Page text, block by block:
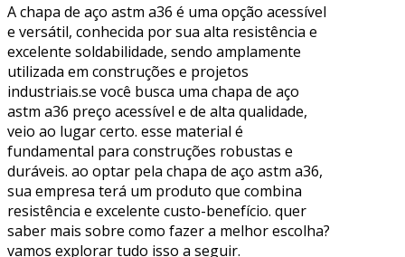
A chapa de aço astm a36 é uma opção acessível
e versátil, conhecida por sua alta resistência e
excelente soldabilidade, sendo amplamente
utilizada em construções e projetos
industriais.se você busca uma chapa de aço
astm a36 preço acessível e de alta qualidade,
veio ao lugar certo. esse material é
fundamental para construções robustas e
duráveis. ao optar pela chapa de aço astm a36,
sua empresa terá um produto que combina
resistência e excelente custo-benefício. quer
saber mais sobre como fazer a melhor escolha?
vamos explorar tudo isso a seguir.